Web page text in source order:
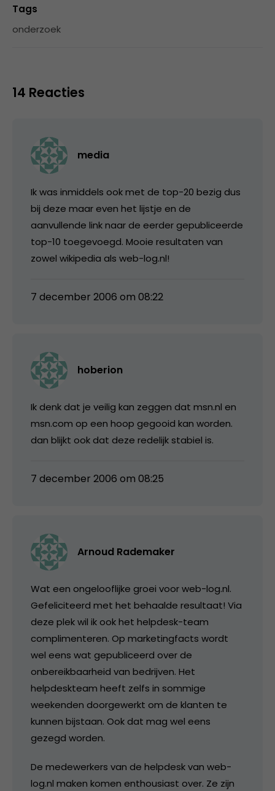
Tags
onderzoek
14 Reacties
media
Ik was inmiddels ook met de top-20 bezig dus
bij deze maar even het lijstje en de
aanvullende link naar de eerder gepubliceerde
top-10 toegevoegd. Mooie resultaten van
zowel wikipedia als web-log.nl!
7 december 2006 om 08:22
hoberion
Ik denk dat je veilig kan zeggen dat msn.nl en
msn.com op een hoop gegooid kan worden.
dan blijkt ook dat deze redelijk stabiel is.
7 december 2006 om 08:25
Arnoud Rademaker
Wat een ongelooflijke groei voor web-log.nl.
Gefeliciteerd met het behaalde resultaat! Via
deze plek wil ik ook het helpdesk-team
complimenteren. Op marketingfacts wordt
wel eens wat gepubliceerd over de
onbereikbaarheid van bedrijven. Het
helpdeskteam heeft zelfs in sommige
weekenden doorgewerkt om de klanten te
kunnen bijstaan. Ook dat mag wel eens
gezegd worden.
De medewerkers van de helpdesk van web-
log.nl maken komen enthousiast over. Ze zijn